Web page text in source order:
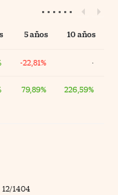
5 años 10 años
-22,81% ·
79,89% 226,59%
12/1404